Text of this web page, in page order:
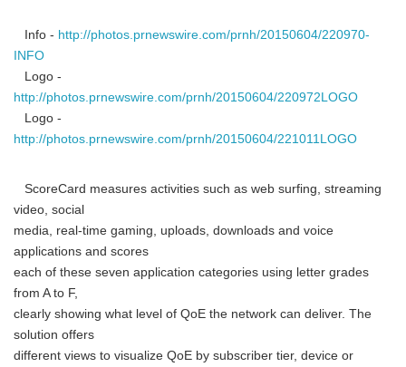
Info - http://photos.prnewswire.com/prnh/20150604/220970-
INFO
Logo -
http://photos.prnewswire.com/prnh/20150604/220972LOGO
Logo -
http://photos.prnewswire.com/prnh/20150604/221011LOGO
ScoreCard measures activities such as web surfing, streaming
video, social
media, real-time gaming, uploads, downloads and voice
applications and scores
each of these seven application categories using letter grades
from A to F,
clearly showing what level of QoE the network can deliver. The
solution offers
different views to visualize QoE by subscriber tier, device or